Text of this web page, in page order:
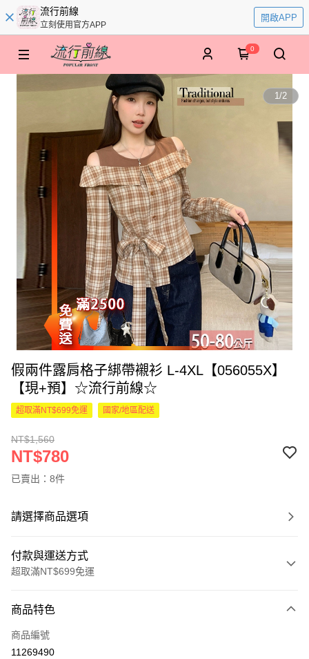
流行前線
立刻使用官方APP
開啟APP
0
1/2
假兩件露肩格子綁帶襯衫 L-4XL【056055X】
【現+預】☆流行前線☆
超取滿NT$699免運 國家/地區配送
NT$1,560
NT$780
已賣出：8件
請選擇商品選項
付款與運送方式
超取滿NT$699免運
信用卡一次付款
超商取貨付款
商品特色
商品編號
11269490